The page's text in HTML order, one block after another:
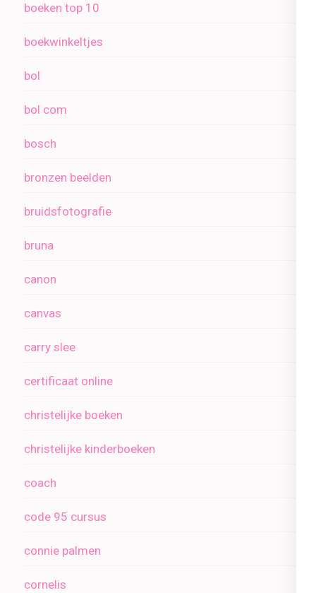
boeken top 10
boekwinkeltjes
bol
bol com
bosch
bronzen beelden
bruidsfotografie
bruna
canon
canvas
carry slee
certificaat online
christelijke boeken
christelijke kinderboeken
coach
code 95 cursus
connie palmen
cornelis